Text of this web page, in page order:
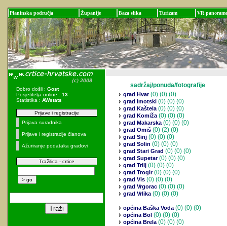
Planinska područja Županije Baza slika Turizam VR panorame
Dobro došli : Gost
Posjetitelja online : 13
Statistika : AWstats
Prijave i registracije
Prijava suradnika
Prijave i registracije članova
Ažuriranje podataka gradovi
Tražilica - crtice
sadržaj/ponuda/fotografije
grad Hvar(0) (0) (0)
grad Imotski (0) (0) (0)
grad Kaštela(0) (0) (0)
grad Komiža(0) (0) (0)
grad Makarska(0) (0) (0)
grad Omiš (0) (2) (0)
grad Sinj (0) (0) (0)
grad Solin (0) (0) (0)
grad Stari Grad (0) (0) (0)
grad Supetar(0) (0) (0)
grad Trilj (0) (0) (0)
grad Trogir(0) (0) (0)
grad Vis (0) (0) (0)
grad Vrgorac (0) (0) (0)
grad Vrlika(0) (0) (0)
općina Baška Voda(0) (0) (0)
općina Bol (0) (0) (0)
općina Brela(0) (0) (0)